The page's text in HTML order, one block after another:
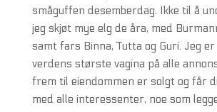
småguffen desemberdag. Ikke til å
jeg skjøt mye elg de åra, med
samt fars Binna, Tutta og Guri. Jeg
verdens største vagina på alle
frem til eiendommen er solgt og får
med alle interessenter, noe som